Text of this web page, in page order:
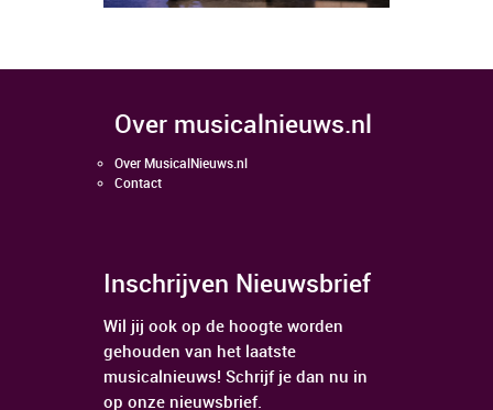
over musicalnieuws.nl
Over MusicalNieuws.nl
Contact
Inschrijven Nieuwsbrief
Wil jij ook op de hoogte worden
gehouden van het laatste
musicalnieuws! Schrijf je dan nu in
op onze nieuwsbrief.